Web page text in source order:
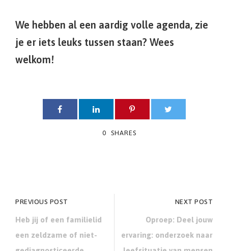
We hebben al een aardig volle agenda, zie
je er iets leuks tussen staan? Wees
welkom!
0 SHARES
PREVIOUS POST
Heb jij of een familielid
een zeldzame of niet-
NEXT POST
Oproep: Deel jouw
ervaring: onderzoek naar